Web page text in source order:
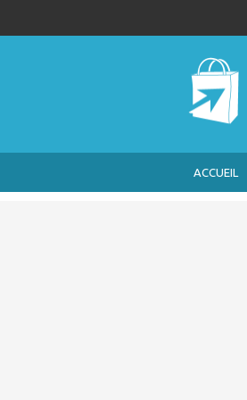
ACCUEIL